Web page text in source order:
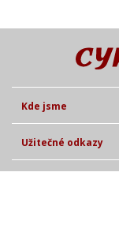
Kde jsme
Užitečné odkazy